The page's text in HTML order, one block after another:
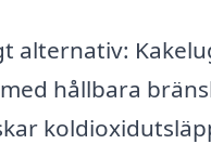
alternativ:
hållbara